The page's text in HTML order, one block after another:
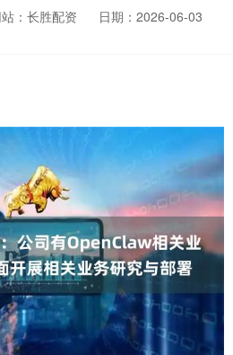
：长胜配资
日期：2026-06-03